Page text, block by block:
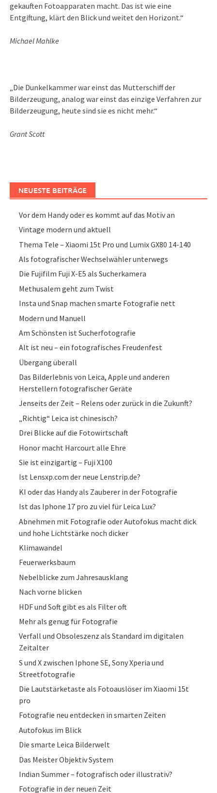
gekauften Fotoapparaten macht. Das ist wie eine
Entgiftung, klärt den Blick und weitet den Horizont.“
Michael Mahlke
„Die Dunkelkammer war einst das Mutterschiff der
Bilderzeugung, analog war einst das einzige Verfahren zur
Bilderzeugung, heute sind sie es nicht mehr.“
Grant Scott
NEUESTE BEITRÄGE
Vor dem Handy oder es kommt auf das Motiv an
Vintage modern und aktuell
Thema Tele – Xiaomi 15t Pro und Lumix GX80 14-140
Als fotografischer Wechselwähler unterwegs
Die Fujifilm Fuji X-E5 als Sucherkamera
Methusalem geht zum Twist
Insta und Snap machen smarte Fotografie nett
Modern und Manuell
Am Schönsten ist Sucherfotografie
Alt ist neu – ein fotografisches Freudenfest
Übergang überall
Das Bilderlebnis von Leica, Apple und anderen
Herstellern fotografischer Geräte
Jenseits der Zeit – Relens oder zurück in die Zukunft?
„Richtig“ Leica ist chinesisch?
Drei Blicke auf die Fotowirtschaft
Honor macht Harcourt alle Ehre
Sie ist einzigartig – Fuji X100
Ist Lensxp.com der neue Lenstrip.de?
KI oder das Handy als Zauberer in der Fotografie
Ist das Iphone 17 pro zu viel für Leica Lux?
Abnehmen mit Fotografie oder Autofokus macht dick
und hohe Lichtstärke noch dicker
Klimawandel
Feuerwerksbaum
Nebelblicke zum Jahresausklang
Nach vorne blicken
HDF und Soft gibt es als Filter oft
Mehr als genug für Fotografie
Verfall und Obsoleszenz als Standard im digitalen
Zeitalter
S und X zwischen Iphone SE, Sony Xperia und
Streetfotografie
Die Lautstärketaste als Fotoauslöser im Xiaomi 15t
pro
Fotografie neu entdecken in smarten Zeiten
Autofokus im Blick
Die smarte Leica Bilderwelt
Das Meister Objektiv System
Indian Summer – fotografisch oder illustrativ?
Fotografie in der neuen Zeit